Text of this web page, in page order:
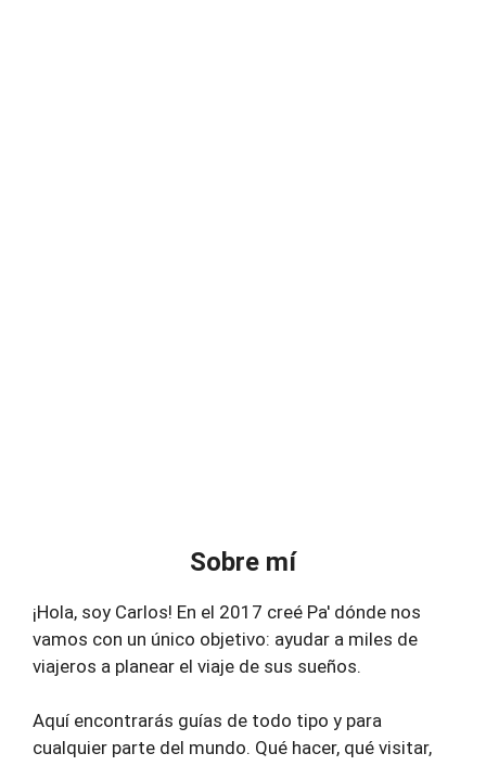
Sobre mí
¡Hola, soy Carlos! En el 2017 creé Pa' dónde nos
vamos con un único objetivo: ayudar a miles de
viajeros a planear el viaje de sus sueños.
Aquí encontrarás guías de todo tipo y para
cualquier parte del mundo. Qué hacer, qué visitar,